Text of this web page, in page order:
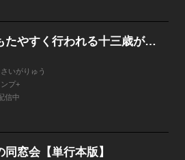
いともたやすく行われる十三歳が生きる為のお仕事
いがりゅう
プ+
信中
同窓会【単行本版】